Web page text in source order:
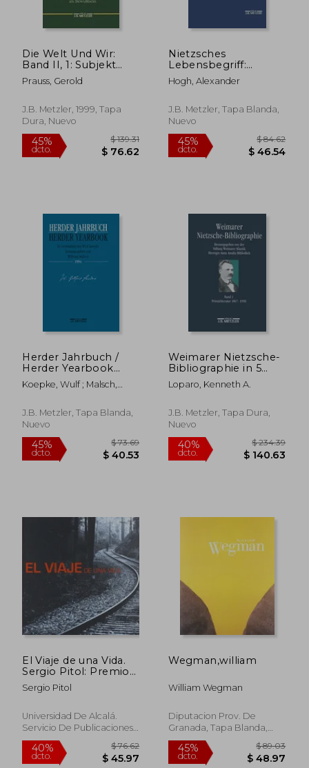
$ 33.52 dcto.
Die Welt Und Wir:
Band II, 1: Subjekt
Und Objekt Der
Praxis. Form Und
ALS Bewußtsein (en
Alemán)
Prauss, Gerold
J.B. Metzler, 1999, Tapa
Dura, Nuevo
45%
dcto. $ 76.62
Nietzsches
Lebensbegriff:
Versuch Einer
Rekonstruktion (en
Hogh, Alexander
J.B. Metzler, Tapa Blanda,
Nuevo
dcto. $
Herder Jahrbuch /
Herder Yearbook
1994 (en Alemán)
Koepke, Wulf ; Malsch,
J.B. Metzler, Tapa Blanda,
Nuevo
$ 73.69
Weimarer Nietzsche-
Bibliographie in 5
Bänden: Band 1:
Primärliteratur 1867-
Loparo, Kenneth A.
J.B. Metzler, Tapa Dura,
Nuevo
$
El Viaje de una Vida.
Sergio Pitol: Premio
Cervantes 2005
Sergio Pitol
Universidad De Alcalá.
Servicio De Publicaciones,
2006, 1 Edición, Tapa
Blanda, Nuevo
Wegman,william
William Wegman
Diputacion Prov. De
Granada, Tapa Blanda,
Nuevo